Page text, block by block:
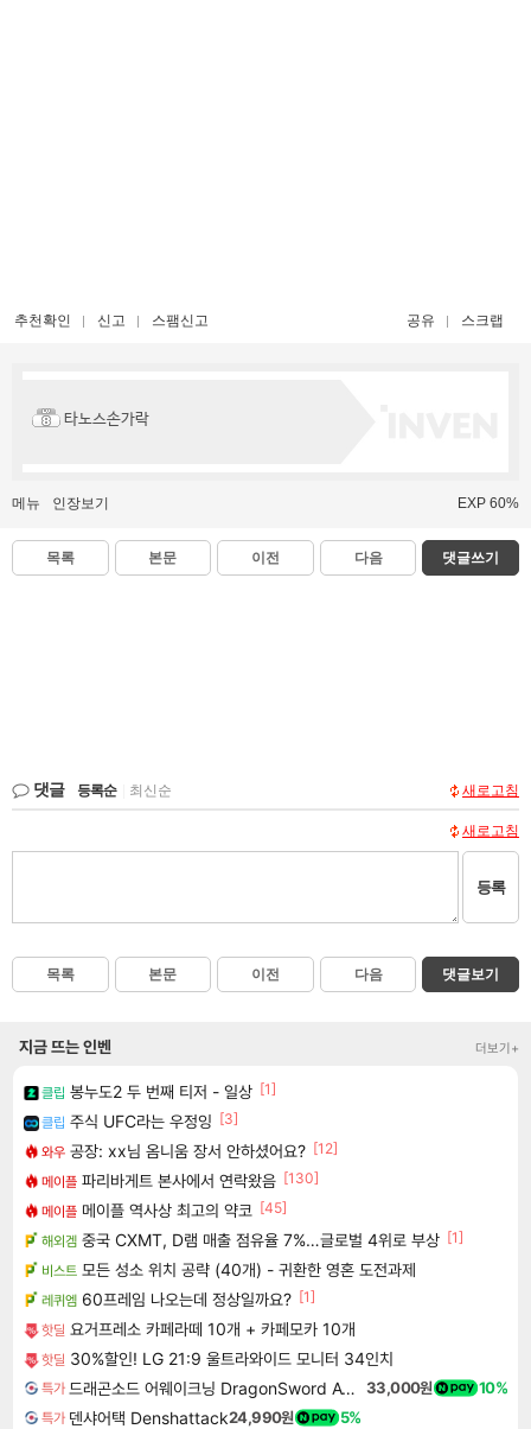
추천확인 신고 스팸신고 공유 스크랩
타노스손가락
메뉴 인장보기 EXP 60%
목록 본문 이전 다음 댓글쓰기
댓글 등록순 최신순 새로고침
새로고침
등록
목록 본문 이전 다음 댓글보기
지금 뜨는 인벤 더보기+
클립 봉누도2 두 번째 티저 - 일상 [1]
클립 주식 UFC라는 우정잉 [3]
와우 공장: xx님 옴니움 장서 안하셨어요? [12]
메이플 파리바게트 본사에서 연락왔음 [130]
메이플 메이플 역사상 최고의 약코 [45]
해외겜 중국 CXMT, D램 매출 점유율 7%…글로벌 4위로 부상 [1]
비스트 모든 성소 위치 공략 (40개) - 귀환한 영혼 도전과제
레퀴엠 60프레임 나오는데 정상일까요? [1]
핫딜 요거프레소 카페라떼 10개 + 카페모카 10개
핫딜 30%할인! LG 21:9 울트라와이드 모니터 34인치
특가 드래곤소드 어웨이크닝 DragonSword Awakening 33,000원 10%
특가 덴샤어택 Denshattack24,990원 5%